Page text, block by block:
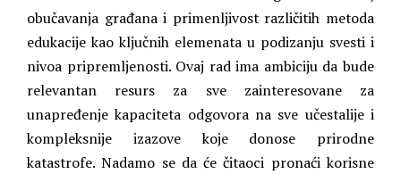
obučavanja građana i primenljivost različitih metoda
edukacije kao ključnih elemenata u podizanju svesti i
nivoa pripremljenosti. Ovaj rad ima ambiciju da bude
relevantan resurs za sve zainteresovane za
unapređenje kapaciteta odgovora na sve učestalije i
kompleksnije izazove koje donose prirodne
katastrofe. Nadamo se da će čitaoci pronaći korisne